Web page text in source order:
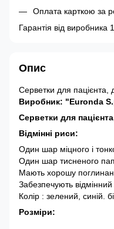
Оплата карткою за
Гарантія від виробника
Опис
Серветки для пацієнта,
Виробник: "Euronda
Серветки для
Відмінні риси:
Один шар міцного і
Один шар тисненого
Мають хорошу
Забезпечують
Колір : зелений, синій.
Розміри: